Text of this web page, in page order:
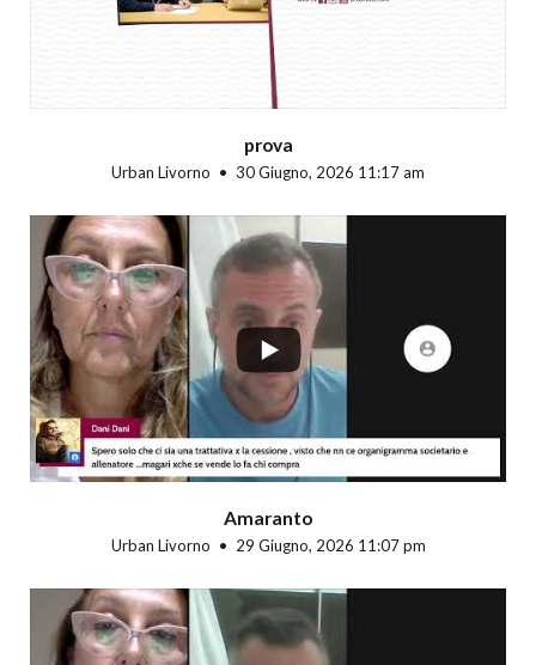
prova
Urban Livorno 30 Giugno, 2026 11:17 am
Amaranto
Urban Livorno 29 Giugno, 2026 11:07 pm